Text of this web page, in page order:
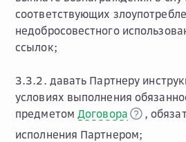
соответствующих
недобросовестного
ссылок;
3.3.2. давать Партнеру
условиях выполнения
предметом Договора
,
исполнения Партнером;